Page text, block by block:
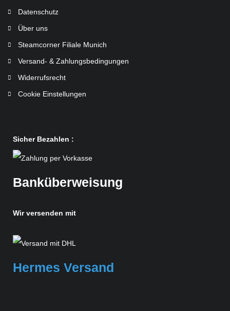
Datenschutz
Über uns
Steamcorner Filiale Munich
Versand- & Zahlungsbedingungen
Widerrufsrecht
Cookie Einstellungen
Sicher Bezahlen :
Banküberweisung
Wir versenden mit
Hermes Versand